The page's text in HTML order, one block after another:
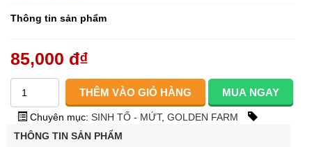
Thông tin sản phẩm
85,000 đ₫
Chuyên mục: SINH TỐ - MỨT, GOLDEN FARM
THÔNG TIN SẢN PHẨM